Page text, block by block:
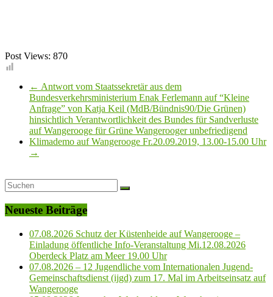
Post Views: 870
← Antwort vom Staatssekretär aus dem
Bundesverkehrsministerium Enak Ferlemann auf “Kleine
Anfrage” von Katja Keil (MdB/Bündnis90/Die Grünen)
hinsichtlich Verantwortlichkeit des Bundes für Sandverluste
auf Wangerooge für Grüne Wangerooger unbefriedigend
Klimademo auf Wangerooge Fr.20.09.2019, 13.00-15.00 Uhr
→
Neueste Beiträge
07.08.2026 Schutz der Küstenheide auf Wangerooge –
Einladung öffentliche Info-Veranstaltung Mi.12.08.2026
Oberdeck Platz am Meer 19.00 Uhr
07.08.2026 – 12 Jugendliche vom Internationalen Jugend-
Gemeinschaftsdienst (ijgd) zum 17. Mal im Arbeitseinsatz auf
Wangerooge